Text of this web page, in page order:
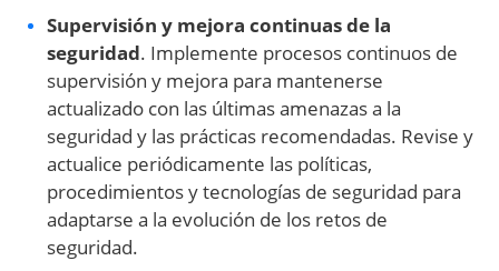
Supervisión y mejora continuas de la
seguridad. Implemente procesos continuos de
supervisión y mejora para mantenerse
actualizado con las últimas amenazas a la
seguridad y las prácticas recomendadas. Revise y
actualice periódicamente las políticas,
procedimientos y tecnologías de seguridad para
adaptarse a la evolución de los retos de
seguridad.